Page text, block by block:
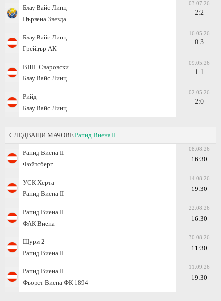
Блау Вайс Линц
Цървена Звезда
03.07.26
2:2
Блау Вайс Линц
Грейцър АК
16.05.26
0:3
ВШГ Сваровски
Блау Вайс Линц
09.05.26
1:1
Рийд
Блау Вайс Линц
02.05.26
2:0
СЛЕДВАЩИ МАЧОВЕ Рапид Виена II
Рапид Виена II
Фойтсберг
08.08.26
16:30
УСК Херта
Рапид Виена II
14.08.26
19:30
Рапид Виена II
ФАК Виена
22.08.26
16:30
Щурм 2
Рапид Виена II
30.08.26
11:30
Рапид Виена II
Фьорст Виена ФК 1894
11.09.26
19:30